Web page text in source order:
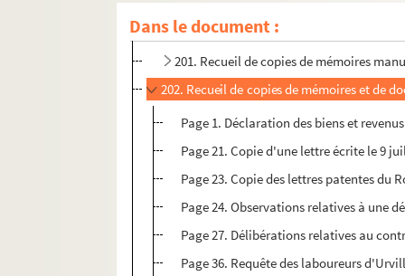
Dans le document :
199. « Saint-Quentin et ses divers sièges »
200. Recueil de copies de mémoires et
201. Recueil de copies de mémoires
202. Recueil de copies de mémoires et de
Page 1. Déclaration des biens et
Page 21. Copie d'une lettre écrite le 9
Page 23. Copie des lettres patentes du
Page 24. Observations relatives à une
Page 27. Délibérations relatives au
Page 36. Requête des laboureurs